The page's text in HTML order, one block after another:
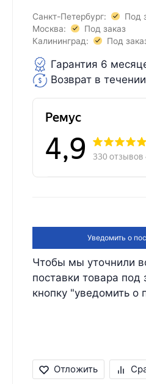
Санкт-Петербург:
Под
Москва:
Под заказ
Калининград:
Под
Гарантия 6
Возврат в
Уведомить о
Чтобы мы уточнили
поставки товара под
кнопку "уведомить о
Отложить